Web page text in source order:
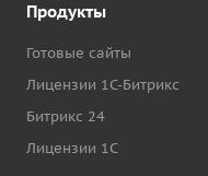
Продукты
Готовые сайты
Лицензии 1С-Битрикс
Битрикс 24
Лицензии 1С